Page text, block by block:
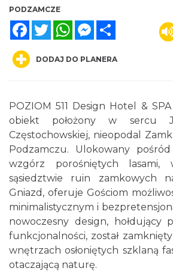
PODZAMCZE
FacebookTwitterWhatsAppMessenger
DODAJ DO PLANERA
POZIOM 511 Design Hotel &
obiekt położony w sercu
Częstochowskiej, nieopodal
Podzamczu. Ulokowany pośród
wzgórz porośniętych lasami,
sąsiedztwie ruin zamkowych
Gniazd, oferuje Gościom
minimalistycznym i
nowoczesny design, hołdujący
funkcjonalności, został
wnętrzach osłoniętych szklaną
otaczającą naturę.